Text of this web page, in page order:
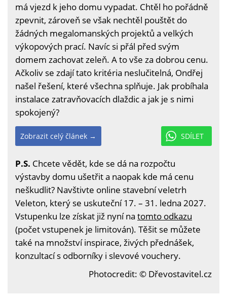
má vjezd k jeho domu vypadat. Chtěl ho pořádně
zpevnit, zároveň se však nechtěl pouštět do
žádných megalomanských projektů a velkých
výkopových prací. Navíc si přál před svým
domem zachovat zeleň. A to vše za dobrou cenu.
Ačkoliv se zdají tato kritéria neslučitelná, Ondřej
našel řešení, které všechna splňuje. Jak probíhala
instalace zatravňovacích dlaždic a jak je s nimi
spokojený?
SDÍLET
Zobrazit celý článek →
P.S. Chcete vědět, kde se dá na rozpočtu
výstavby domu ušetřit a naopak kde má cenu
neškudlit? Navštivte online stavební veletrh
Veleton, který se uskuteční 17. – 31. ledna 2027.
Vstupenku lze získat již nyní na tomto odkazu
(počet vstupenek je limitován). Těšit se můžete
také na množství inspirace, živých přednášek,
konzultací s odborníky i slevové vouchery.
Photocredit: © Dřevostavitel.cz